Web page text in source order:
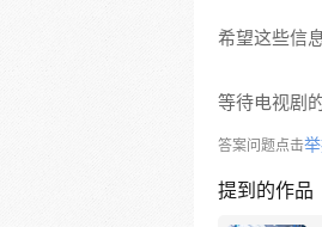
希望这些信
等待电视剧
答案问题点击
提到的作品